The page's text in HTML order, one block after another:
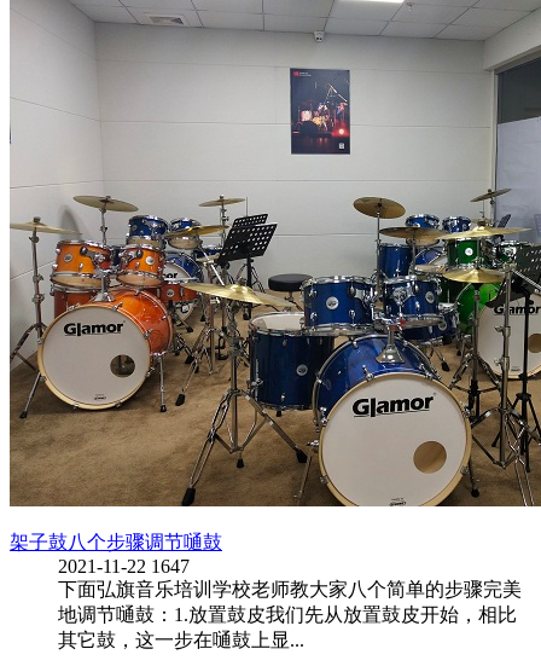
架子鼓八个步骤调节嗵鼓
2021-11-22 1647
下面弘旗音乐培训学校老师教大家八个简单的步骤完美
地调节嗵鼓：1.放置鼓皮我们先从放置鼓皮开始，相比
其它鼓，这一步在嗵鼓上显...